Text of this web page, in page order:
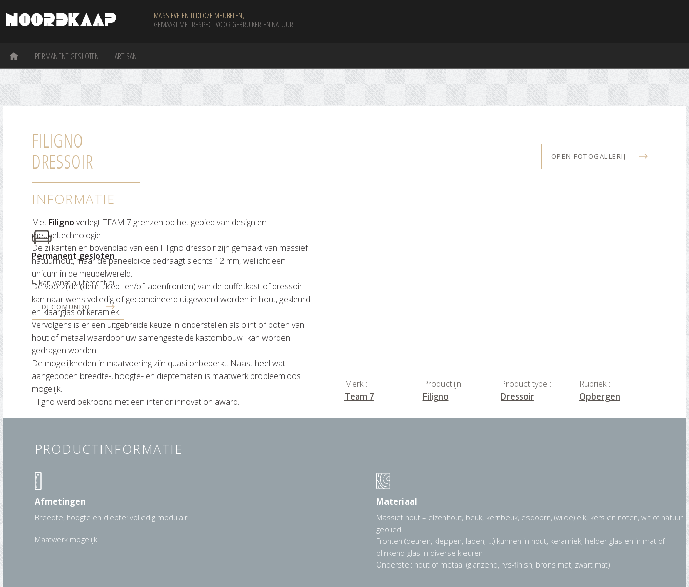
MASSIEVE EN TIJDLOZE MEUBELEN,
GEMAAKT MET RESPECT VOOR GEBRUIKER EN NATUUR
PERMANENT GESLOTEN ARTISAN
FILIGNO
DRESSOIR
Permanent gesloten
U kan vanaf nu terecht bij
DECOMUNDO
OPEN FOTOGALLERIJ
INFORMATIE
Met Filigno verlegt TEAM 7 grenzen op het gebied van design en
meubeltechnologie.
De zijkanten en bovenblad van een Filigno dressoir zijn gemaakt van massief
natuurhout, maar de paneeldikte bedraagt slechts 12 mm, wellicht een
unicum in de meubelwereld.
De voorzijde (deur-, klep- en/of ladenfronten) van de buffetkast of dressoir
kan naar wens volledig of gecombineerd uitgevoerd worden in hout, gekleurd
en klaarglas of keramiek.
Vervolgens is er een uitgebreide keuze in onderstellen als plint of poten van
hout of metaal waardoor uw samengestelde kastombouw kan worden
gedragen worden.
De mogelijkheden in maatvoering zijn quasi onbeperkt. Naast heel wat
aangeboden breedte-, hoogte- en dieptematen is maatwerk probleemloos
mogelijk.
Filigno werd bekroond met een interior innovation award.
Merk :
Team 7
Productlijn :
Filigno
Product type :
Dressoir
Rubriek :
Opbergen
PRODUCTINFORMATIE
Afmetingen
Breedte, hoogte en diepte: volledig modulair
Maatwerk mogelijk
Materiaal
Massief hout – elzenhout, beuk, kernbeuk, esdoorn, (wilde) eik, kers en noten, wit of natuur
geolied
Fronten (deuren, kleppen, laden, …) kunnen in hout, keramiek, helder glas en in mat of
blinkend glas in diverse kleuren
Onderstel: hout of metaal (glanzend, rvs-finish, brons mat, zwart mat)